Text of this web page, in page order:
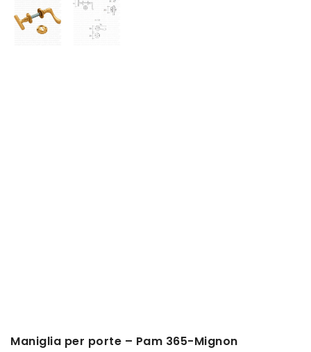
Maniglia per porte – Pam 365-Mignon